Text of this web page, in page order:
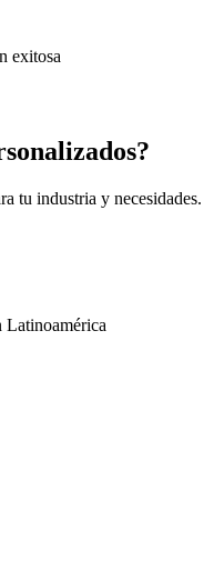
exitosa
tu industria y necesidades.
Latinoamérica